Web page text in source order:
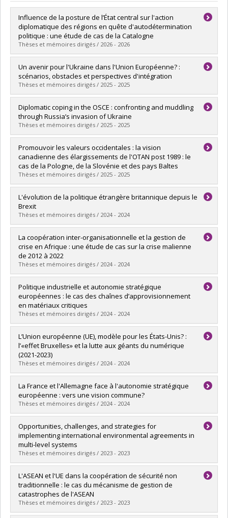
Influence de la posture de l’État central sur l'action
diplomatique des régions en quête d'autodétermination
politique : une étude de cas de la Catalogne
Thèses et mémoires dirigés / 2026 - 2026
Graduate :Moreau, Alexandre
Cycle :Master's
Grade :M. Sc.
Lien vers le document dans Papyrus
Un avenir pour l'Ukraine dans l'Union Européenne? :
scénarios, obstacles et perspectives d'intégration
Thèses et mémoires dirigés / 2025 - 2025
Graduate :Raimbault, Simon
Cycle :Master's
Grade :M. Sc.
Lien vers le document dans Papyrus
Diplomatic coping in the OSCE : confronting and muddling
through Russia’s invasion of Ukraine
Thèses et mémoires dirigés / 2025 - 2025
Graduate :Rousseau, Emmanuelle
Cycle :Doctoral
Grade :Ph. D.
Lien vers le document dans Papyrus
Promouvoir les valeurs occidentales : la vision
canadienne des élargissements de l'OTAN post 1989 : le
cas de la Pologne, de la Slovénie et des pays Baltes
Thèses et mémoires dirigés / 2025 - 2025
Graduate :Hurteau, Nathan
Cycle :
Grade :M. Sc.
Lien vers le document dans Papyrus
L'évolution de la politique étrangère britannique depuis le
Brexit
Thèses et mémoires dirigés / 2024 - 2024
Graduate :Aubé, Frédéric
Cycle :Master's
Grade : M. Sc.
Lien vers le document dans Papyrus
La coopération inter-organisationnelle et la gestion de
crise en Afrique : une étude de cas sur la crise malienne
de 2012 à 2022
Thèses et mémoires dirigés / 2024 - 2024
Graduate :Allard-Caron, Marie-Pier
Cycle :Master's
Grade :M. Sc.
Lien vers le document dans Papyrus
Politique industrielle et autonomie stratégique
européennes : le cas des chaînes d’approvisionnement
en matériaux critiques
Thèses et mémoires dirigés / 2024 - 2024
Graduate :Fitzpatrick, Manon
Cycle :Master's
Grade :M.A.
Lien vers le document dans Papyrus
L’Union européenne (UE), modèle pour les États-Unis? :
l’«effet Bruxelles» et la lutte aux géants du numérique
(2021-2023)
Thèses et mémoires dirigés / 2024 - 2024
Graduate :Gionet, François
Cycle :Master's
Grade :M. Sc.
Lien vers le document dans Papyrus
La France et l'Allemagne face à l'autonomie stratégique
européenne : vers une vision commune?
Thèses et mémoires dirigés / 2024 - 2024
Graduate :Charbonneau, Laurent
Cycle :Master's
Grade :M. Sc.
Lien vers le document dans Papyrus
Opportunities, challenges, and strategies for
implementing international environmental agreements in
multi-level systems
Thèses et mémoires dirigés / 2023 - 2023
Graduate :Müller Gómez, Johannes Lorenz
Cycle :Doctoral
Grade :Ph. D.
Lien vers le document dans Papyrus
L'ASEAN et l'UE dans la coopération de sécurité non
traditionnelle : le cas du mécanisme de gestion de
catastrophes de l'ASEAN
Thèses et mémoires dirigés / 2023 - 2023